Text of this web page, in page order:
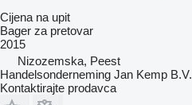
Cijena na upit
Bager za pretovar
2015
Nizozemska, Peest
Handelsonderneming Jan Kemp B.V.
Kontaktirajte prodavca